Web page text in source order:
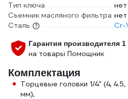
Тип ключа
нет
Съемник масляного фильтра нет
Сталь
Cr-
Гарантия производителя 1
на товары Помощник
Комплектация
Торцевые головки 1/4" (4, 4.5,
мм),